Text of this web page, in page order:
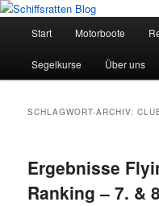
Zum
springen
Zum
springenSchiffsratten
Segelsport in Second Life
Start Motorboote
Segelkurse Über uns
SCHLAGWORT-ARCHIV:
Ergebnisse
Ranking – 7. &